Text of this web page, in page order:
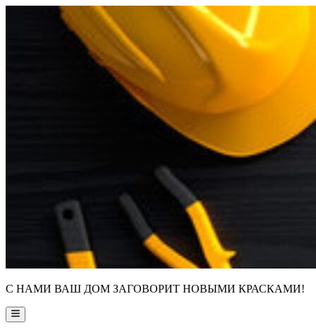
С НАМИ ВАШ ДОМ ЗАГОВОРИТ НОВЫМИ КРАСКАМИ!
Main
Menu